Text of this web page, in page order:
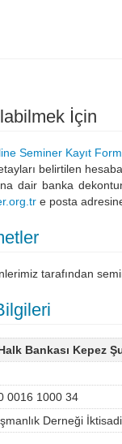
İçin
Seminer Kayıt
belirtilen hesaba
dair banka
e posta
tarafından
Bankası Kepez
0016 1000 34
Derneği